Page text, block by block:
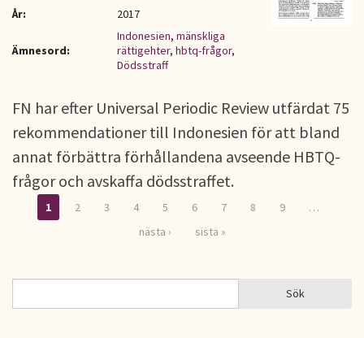
År:
2017
Ämnesord:
Indonesien, mänskliga
rättigehter, hbtq-frågor,
Dödsstraff
FN har efter Universal Periodic Review utfärdat 75
rekommendationer till Indonesien för att bland
annat förbättra förhållandena avseende HBTQ-
frågor och avskaffa dödsstraffet.
1 2 3 4 5 6 7 8 9
…
nästa ›
sista »
SÖKFORMULÄR Sök